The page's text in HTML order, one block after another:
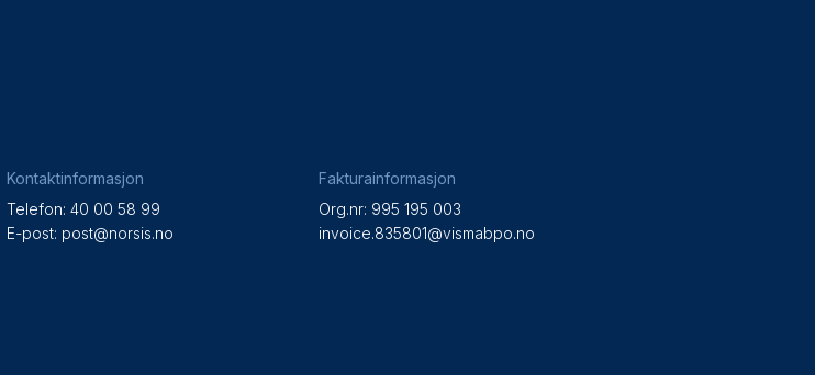
Kontaktinformasjon
Telefon: 40 00 58 99
E-post: post@norsis.no
Fakturainformasjon
Org.nr: 995 195 003
invoice.835801@vismabpo.no